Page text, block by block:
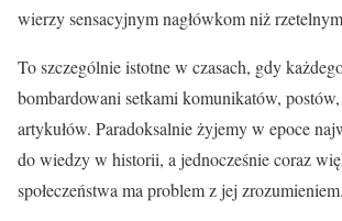
wierzy sensacyjnym nagłówkom niż
To szczególnie istotne w czasach, gdy
bombardowani setkami komunikatów,
artykułów. Paradoksalnie żyjemy w epoce
do wiedzy w historii, a jednocześnie coraz
społeczeństwa ma problem z jej zrozumieniem.